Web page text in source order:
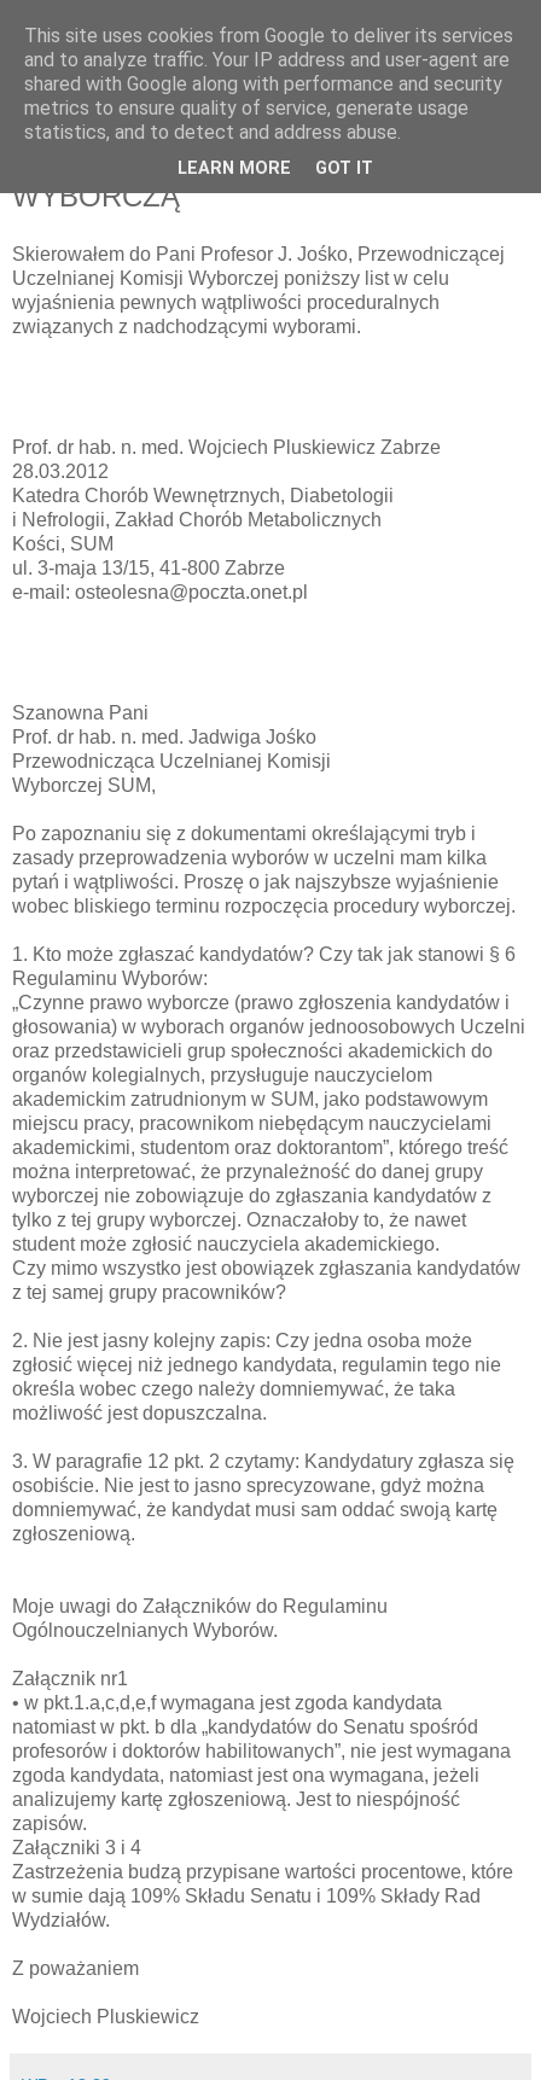
pluskiewicz.blogspot.com
środa, 28 marca 2012
PYTANIA O PROCEDURĘ
WYBORCZĄ
Skierowałem do Pani Profesor J. Jośko, Przewodniczącej
Uczelnianej Komisji Wyborczej poniższy list w celu
wyjaśnienia pewnych wątpliwości proceduralnych
związanych z nadchodzącymi wyborami.
Prof. dr hab. n. med. Wojciech Pluskiewicz Zabrze
28.03.2012
Katedra Chorób Wewnętrznych, Diabetologii
i Nefrologii, Zakład Chorób Metabolicznych
Kości, SUM
ul. 3-maja 13/15, 41-800 Zabrze
e-mail: osteolesna@poczta.onet.pl
Szanowna Pani
Prof. dr hab. n. med. Jadwiga Jośko
Przewodnicząca Uczelnianej Komisji
Wyborczej SUM,
Po zapoznaniu się z dokumentami określającymi tryb i
zasady przeprowadzenia wyborów w uczelni mam kilka
pytań i wątpliwości. Proszę o jak najszybsze wyjaśnienie
wobec bliskiego terminu rozpoczęcia procedury wyborczej.
1. Kto może zgłaszać kandydatów? Czy tak jak stanowi § 6
Regulaminu Wyborów:
„Czynne prawo wyborcze (prawo zgłoszenia kandydatów i
głosowania) w wyborach organów jednoosobowych Uczelni
oraz przedstawicieli grup społeczności akademickich do
organów kolegialnych, przysługuje nauczycielom
akademickim zatrudnionym w SUM, jako podstawowym
miejscu pracy, pracownikom niebędącym nauczycielami
akademickimi, studentom oraz doktorantom”, którego treść
można interpretować, że przynależność do danej grupy
wyborczej nie zobowiązuje do zgłaszania kandydatów z
tylko z tej grupy wyborczej. Oznaczałoby to, że nawet
student może zgłosić nauczyciela akademickiego.
Czy mimo wszystko jest obowiązek zgłaszania kandydatów
z tej samej grupy pracowników?
2. Nie jest jasny kolejny zapis: Czy jedna osoba może
zgłosić więcej niż jednego kandydata, regulamin tego nie
określa wobec czego należy domniemywać, że taka
możliwość jest dopuszczalna.
3. W paragrafie 12 pkt. 2 czytamy: Kandydatury zgłasza się
osobiście. Nie jest to jasno sprecyzowane, gdyż można
domniemywać, że kandydat musi sam oddać swoją kartę
zgłoszeniową.
Moje uwagi do Załączników do Regulaminu
Ogólnouczelnianych Wyborów.
Załącznik nr1
• w pkt.1.a,c,d,e,f wymagana jest zgoda kandydata
natomiast w pkt. b dla „kandydatów do Senatu spośród
profesorów i doktorów habilitowanych”, nie jest wymagana
zgoda kandydata, natomiast jest ona wymagana, jeżeli
analizujemy kartę zgłoszeniową. Jest to niespójność
zapisów.
Załączniki 3 i 4
Zastrzeżenia budzą przypisane wartości procentowe, które
w sumie dają 109% Składu Senatu i 109% Składy Rad
Wydziałów.
Z poważaniem
Wojciech Pluskiewicz
This site uses cookies from Google to deliver its services
and to analyze traffic. Your IP address and user-agent are
shared with Google along with performance and security
metrics to ensure quality of service, generate usage
statistics, and to detect and address abuse.
LEARN MORE GOT IT